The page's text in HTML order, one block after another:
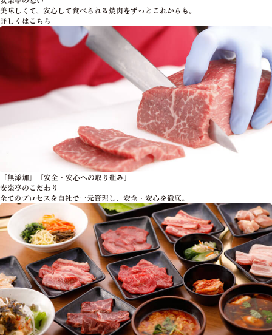
美味しくて、安心して食べられる焼肉をずっとこれからも。
詳しくはこちら
「無添加」「安全・安心への取り組み」
安楽亭のこだわり
全てのプロセスを自社で一元管理し、安全・安心を徹底。